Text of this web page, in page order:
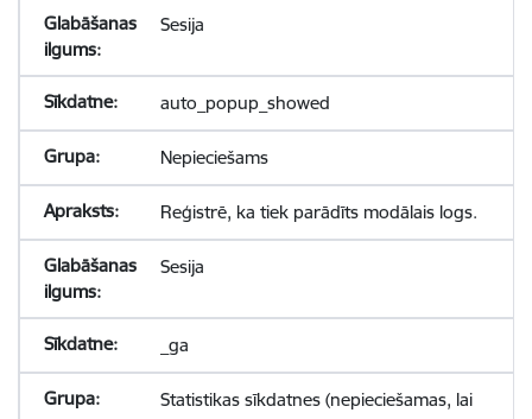
Sesija
auto_popup_showed
Nepieciešams
Reģistrē, ka tiek parādīts modālais logs.
Sesija
_ga
Statistikas sīkdatnes (nepieciešamas, lai